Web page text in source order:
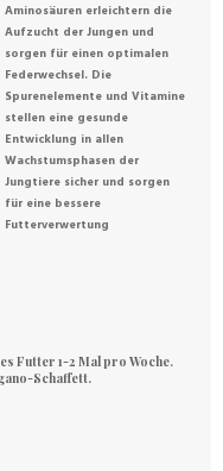
Aminosäuren erleichtern die
Aufzucht der Jungen und
sorgen für einen optimalen
Federwechsel. Die
Spurenelemente und Vitamine
stellen eine gesunde
Entwicklung in allen
Wachstumsphasen der
Jungtiere sicher und sorgen
für eine bessere
Futterverwertung
Futter 1-2 Mal pro Woche.
Schaffett.